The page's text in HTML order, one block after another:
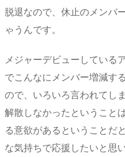
脱退なので、休止のメンバ
ゃうんです。
メジャーデビューしている
でこんなにメンバー増減す
ので、いろいろ言われてし
解散しなかったということ
る意欲があるということだ
な気持ちで応援したいと思い